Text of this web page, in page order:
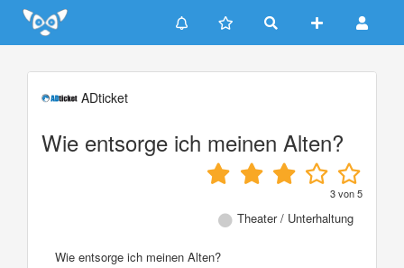
Update cookies preferences
ADticket
Wie entsorge ich meinen Alten?
3von5
Theater / Unterhaltung
Wie entsorge ich meinen Alten?